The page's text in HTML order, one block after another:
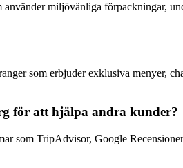
miljövänliga förpackningar,
som erbjuder exklusiva menyer,
för att hjälpa andra kunder?
som TripAdvisor, Google